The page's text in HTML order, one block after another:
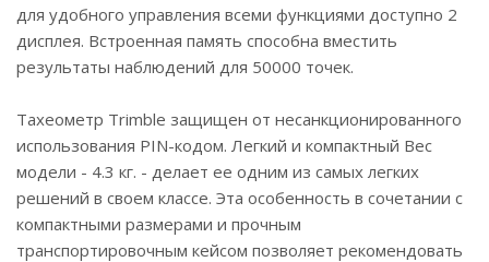
для удобного управления всеми функциями доступно 2
дисплея. Встроенная память способна вместить
результаты наблюдений для 50000 точек.
Тахеометр Trimble защищен от несанкционированного
использования PIN-кодом. Легкий и компактный Вес
модели - 4.3 кг. - делает ее одним из самых легких
решений в своем классе. Эта особенность в сочетании с
компактными размерами и прочным
транспортировочным кейсом позволяет рекомендовать